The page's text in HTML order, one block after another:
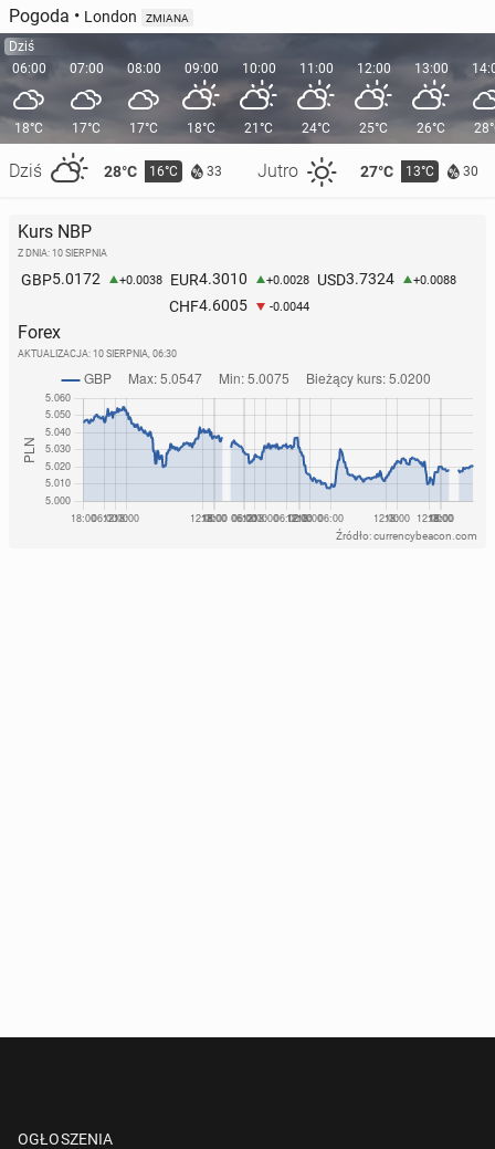
Pogoda • London ZMIANA
Dziś
06:00
18°C
Dziś 28°C 16°C 33 Jutro 27°C 13°C 30
07:00
17°C
08:00
17°C
09:00
18°C
10:00
21°C
11:00
24°C
12:00
25°C
13:00
26°C
Kurs NBP
Z DNIA: 10 SIERPNIA
GBP5.0172 +0.0038 EUR4.3010 +0.0028 USD3.7324 +0.0088
CHF4.6005 -0.0044
Forex
AKTUALIZACJA: 10 SIERPNIA, 06:30
Źródło: currencybeacon.com
OGŁOSZENIA